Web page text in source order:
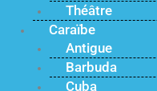
Théâtre
Caraïbe
Antigue
Barbuda
Cuba